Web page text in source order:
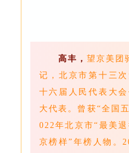
高丰， 望京美团
记，北京市第十三
十六届人民代表大
大代表。曾获“全国
022年北京市“最美
京榜样”年榜人物。